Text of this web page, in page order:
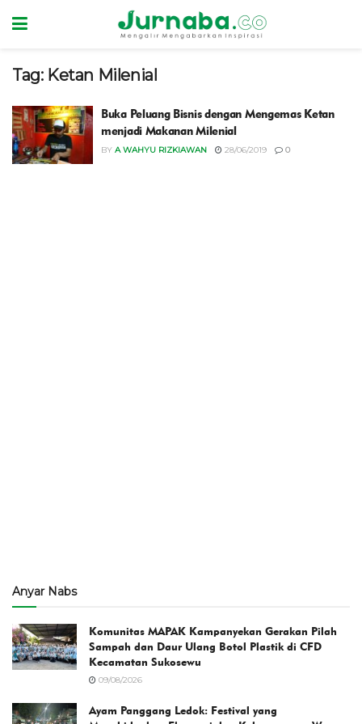
Tag: Ketan Milenial
Buka Peluang Bisnis dengan Mengemas Ketan
menjadi Makanan Milenial
BY A WAHYU RIZKIAWAN 28/06/2019 0
Anyar Nabs
Komunitas MAPAK Kampanyekan Gerakan Pilah
Sampah dan Daur Ulang Botol Plastik di CFD
Kecamatan Sukosewu
09/08/2026
Ayam Panggang Ledok: Festival yang